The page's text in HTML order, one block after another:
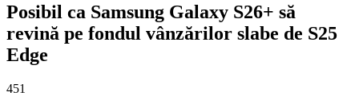
Posibil ca Samsung Galaxy S26+ să
revină pe fondul vânzărilor slabe de S25
Edge
451